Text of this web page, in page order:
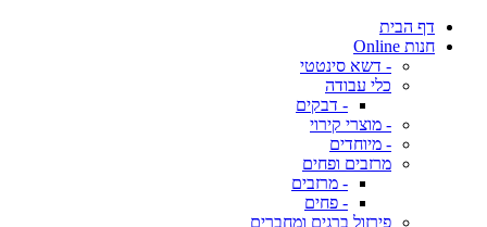
דף הבית
חנות Online
- דשא סינטטי
כלי עבודה
- דבקים
- מוצרי קירוי
- מיוחדים
מרזבים ופחים
- מרזבים
- פחים
פירזול ברגים ומחברים